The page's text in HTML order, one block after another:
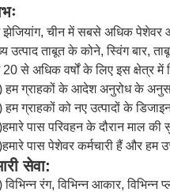
झेजियांग, चीन में सबसे अधिक पेशेवर
उत्पाद ताबूत के कोने, स्विंग बार,
20 से अधिक वर्षों के लिए इस क्षेत्र
हम ग्राहकों के आदेश अनुरोध के
हम ग्राहकों को नए उत्पादों के
पास परिवहन के दौरान माल
पास पेशेवर कर्मचारी हैं और हम
सेवा:
विभिन्न रंग, विभिन्न आकार,